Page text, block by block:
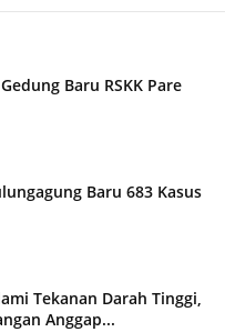
Baru RSKK Pare
Baru 683 Kasus
Tekanan Darah Tinggi,
Anggap...